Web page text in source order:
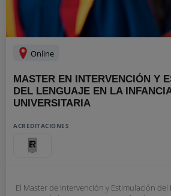
Online
MASTER EN INTERVENCIÓN Y
DEL LENGUAJE EN LA
UNIVERSITARIA
ACREDITACIONES
El Master de Intervención y Estimulación